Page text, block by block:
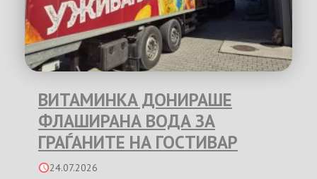
ВИТАМИНКА ДОНИРАШЕ
ФЛАШИРАНА ВОДА ЗА
ГРАЃАНИТЕ НА ГОСТИВАР
24.07.2026